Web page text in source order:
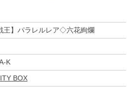
王】パラレルレア◇六花絢爛
K
BOX